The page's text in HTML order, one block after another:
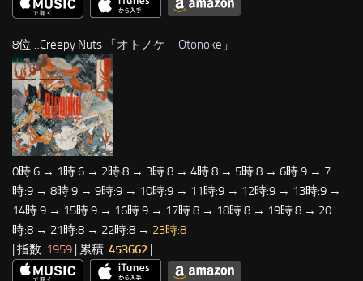
8位…Creepy Nuts 「オトノケ – Otonoke 」
0時:6 → 1時:6 → 2時:8 → 3時:8 → 4時:8 → 5時:8 → 6時:9 → 7
時:9 → 8時:9 → 9時:9 → 10時:9 → 11時:9 → 12時:9 → 13時:9 →
14時:9 → 15時:9 → 16時:9 → 17時:8 → 18時:8 → 19時:8 → 20
時:8 → 21時:8 → 22時:8 → 23時:8
| 指数: 1959 | 累積: 453662 |